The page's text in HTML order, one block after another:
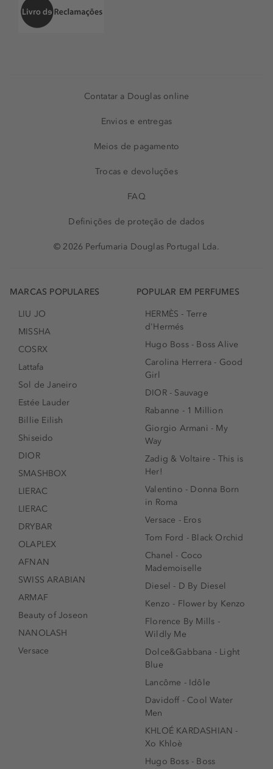
Contatar a Douglas online
Envios e entregas
Meios de pagamento
Trocas e devoluções
FAQ
Definições de proteção de dados
© 2026 Perfumaria Douglas Portugal Lda.
MARCAS POPULARES
LIU JO
MISSHA
COSRX
Lattafa
Sol de Janeiro
Estée Lauder
Billie Eilish
Shiseido
DIOR
SMASHBOX
LIERAC
LIERAC
DRYBAR
OLAPLEX
AFNAN
SWISS ARABIAN
ARMAF
Beauty of Joseon
NANOLASH
Versace
POPULAR EM PERFUMES
HERMÈS - Terre
d'Hermés
Hugo Boss - Boss Alive
Carolina Herrera - Good
Girl
DIOR - Sauvage
Rabanne - 1 Million
Giorgio Armani - My
Way
Zadig & Voltaire - This is
Her!
Valentino - Donna Born
in Roma
Versace - Eros
Tom Ford - Black Orchid
Chanel - Coco
Mademoiselle
Diesel - D By Diesel
Kenzo - Flower by Kenzo
Florence By Mills -
Wildly Me
Dolce&Gabbana - Light
Blue
Lancôme - Idôle
Davidoff - Cool Water
Men
KHLOÉ KARDASHIAN -
Xo Khloè
Hugo Boss - Boss